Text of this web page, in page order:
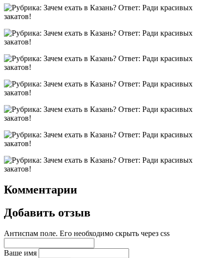
Комментарии
Добавить отзыв
Антиспам поле. Его необходимо скрыть через css
Ваше имя